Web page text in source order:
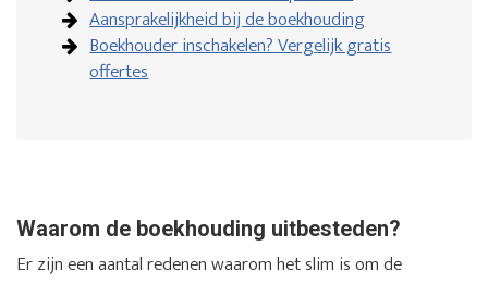
Aansprakelijkheid bij de boekhouding
Boekhouder inschakelen? Vergelijk gratis
offertes
Waarom de boekhouding uitbesteden?
Er zijn een aantal redenen waarom het slim is om de